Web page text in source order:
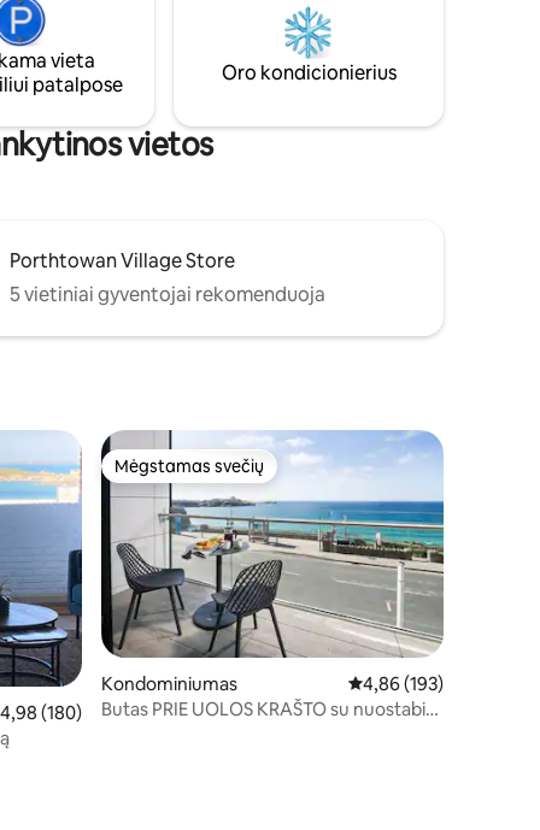
erdvus
poroms, galbūt keliaujančioms su mažu
kūdikiu arba keturkoju draugu.
vieta
patalpose
Oro kondicionierius
vietos
Porthtowan Village Store
5 vietiniai gyventojai rekomenduoja
įvertinimas: 4,98 iš 5, atsiliepimų: 180
4,98 (180)
Mėgstamas svečių
Mėgstamas svečių
Kondominiumas Vidutinis įvertinimas:
4,86 (193)
Butas PRIE UOLOS KRAŠTO su nuostabiu